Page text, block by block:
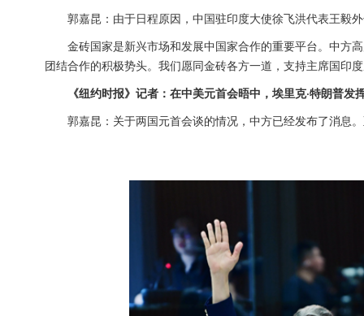
郭嘉昆：由于日程原因，中国驻印度大使徐飞洪代表王毅
金砖国家是新兴市场和发展中国家合作的重要平台。中方
团结合作的积极势头。我们愿同金砖各方一道，支持主席国印
《纽约时报》记者：在中美元首会晤中，埃里克·特朗普发
郭嘉昆：关于两国元首会谈的情况，中方已经发布了消息